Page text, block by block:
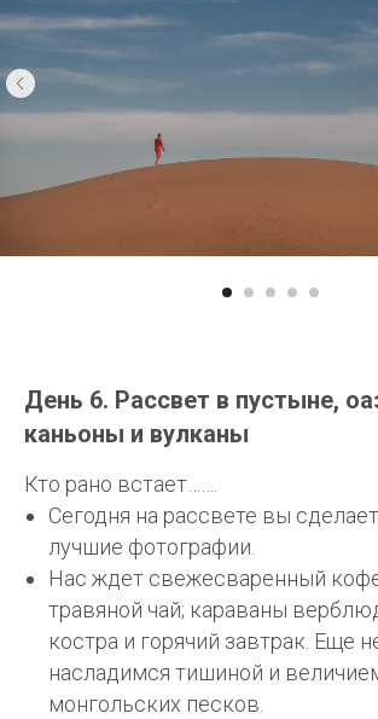
День 6. Рассвет в пустыне,
каньоны и вулканы
Кто рано встает…….
Сегодня на рассвете вы
лучшие фотографии.
Нас ждет свежесваренный
травяной чай; караваны
костра и горячий завтрак. Еще
насладимся тишиной и
монгольских песков.